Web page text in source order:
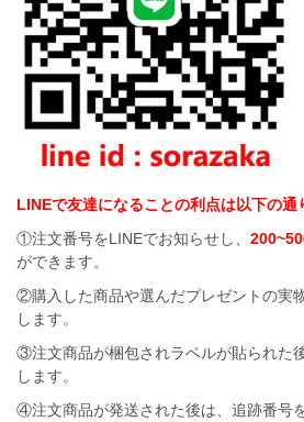
LINEで友達になることの利点は以下の通
①注文番号をLINEでお知らせし、
ができます。
②購入した商品や選んだプレゼントの実
します。
③注文商品が梱包されラベルが貼られた
します。
④注文商品が発送された後は、追跡番号